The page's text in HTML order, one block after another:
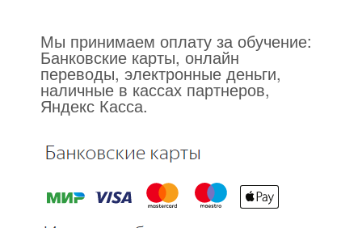
Мы принимаем оплату за обучение:
Банковские карты, онлайн
переводы, электронные деньги,
наличные в кассах партнеров,
Яндекс Касса.